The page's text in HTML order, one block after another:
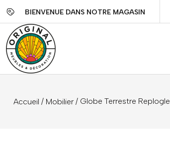
BIENVENUE DANS NOTRE MAGASIN
Accueil / Mobilier / Globe Terrestre Replogle